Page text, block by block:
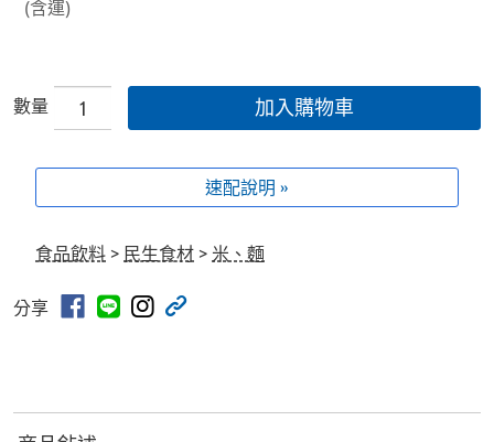
(含運)
數量 加入購物車
速配說明 »
食品飲料 > 民生食材 > 米、麵
分享